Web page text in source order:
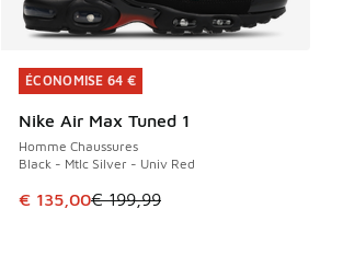
ÉCONOMISE 64 €
Nike Air Max Tuned 1
Homme Chaussures
Black - Mtlc Silver - Univ Red
Cet article est en promotion. Prix en
€ 135,00€ 199,99
ÉCONOMISE 64 €